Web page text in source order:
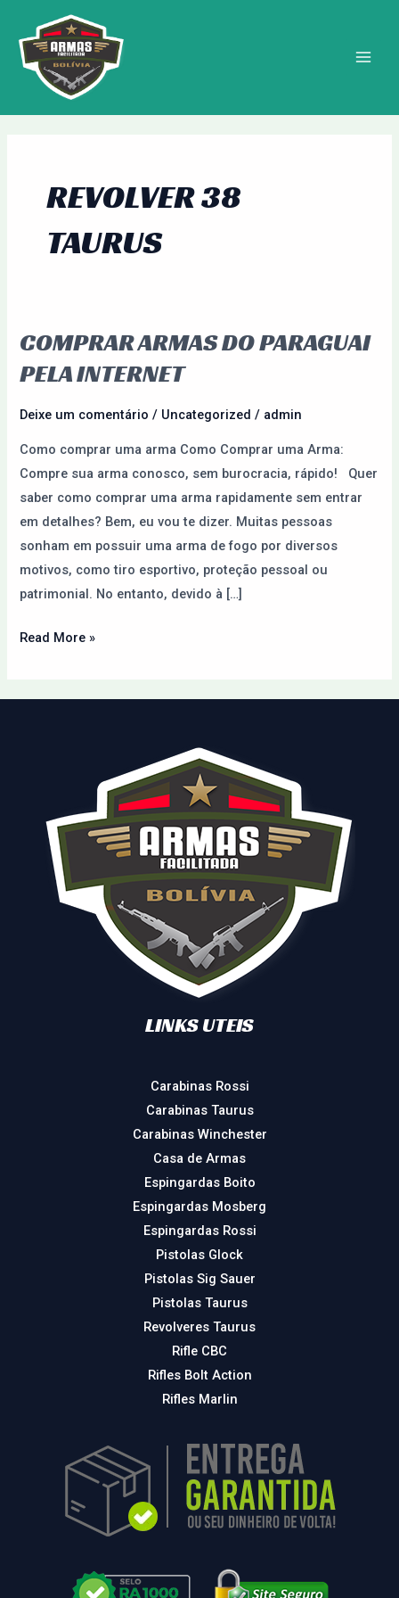
para
conteúdo
REVOLVER 38
TAURUS
COMPRAR ARMAS DO PARAGUAI
PELA INTERNET
Deixe um comentário / Uncategorized / admin
Como comprar uma arma Como Comprar uma Arma:
Compre sua arma conosco, sem burocracia, rápido! Quer
saber como comprar uma arma rapidamente sem entrar
em detalhes? Bem, eu vou te dizer. Muitas pessoas
sonham em possuir uma arma de fogo por diversos
motivos, como tiro esportivo, proteção pessoal ou
patrimonial. No entanto, devido à […]
Comprar
do
Paraguai
Internet
Read More »
LINKS UTEIS
Carabinas Rossi
Carabinas Taurus
Carabinas Winchester
Casa de Armas
Espingardas Boito
Espingardas Mosberg
Espingardas Rossi
Pistolas Glock
Pistolas Sig Sauer
Pistolas Taurus
Revolveres Taurus
Rifle CBC
Rifles Bolt Action
Rifles Marlin